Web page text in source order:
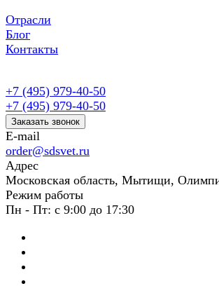
Отрасли
Блог
Контакты
+7 (495) 979-40-50
+7 (495) 979-40-50
Заказать звонок
E-mail
order@sdsvet.ru
Адрес
Московская область, Мытищи,
Режим работы
Пн - Пт: с 9:00 до 17:30